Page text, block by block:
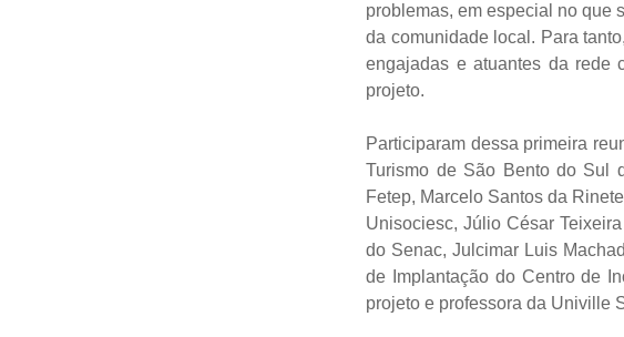
problemas, em especial no que
da comunidade local. Para
engajadas e atuantes da rede
projeto.
Participaram dessa primeira
Turismo de São Bento do Sul
Fetep, Marcelo Santos da
Unisociesc, Júlio César
do Senac, Julcimar Luis
de Implantação do Centro de
projeto e professora da Univille